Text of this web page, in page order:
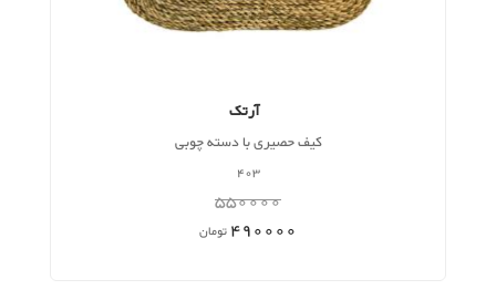
آرتک
کیف حصیری با دسته چوبی
403
550000
490000تومان